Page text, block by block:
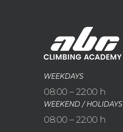
WEEKDAYS
08:00 – 22:00 h
WEEKEND / HOLIDAYS
08:00 – 22:00 h